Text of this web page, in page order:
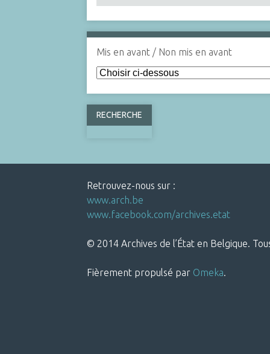
Mis en avant / Non mis en avant
Retrouvez-nous sur :
www.arch.be
www.facebook.com/archives.etat
© 2014 Archives de l’État en Belgique.
Fièrement propulsé par Omeka.